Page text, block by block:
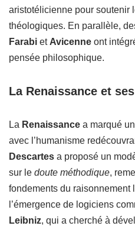
aristotélicienne pour soutenir
théologiques. En parallèle,
Farabi et Avicenne ont
pensée philosophique.
La Renaissance et
La Renaissance a marqué
avec l’humanisme
Descartes a proposé un
sur le doute méthodique,
fondements du raisonnement
l’émergence de logiciens
Leibniz, qui a cherché à